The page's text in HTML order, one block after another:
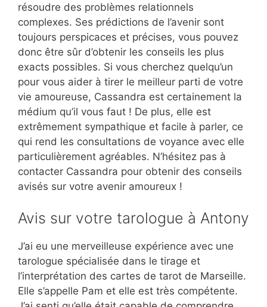
résoudre des problèmes relationnels
complexes. Ses prédictions de l’avenir sont
toujours perspicaces et précises, vous pouvez
donc être sûr d’obtenir les conseils les plus
exacts possibles. Si vous cherchez quelqu’un
pour vous aider à tirer le meilleur parti de votre
vie amoureuse, Cassandra est certainement la
médium qu’il vous faut ! De plus, elle est
extrêmement sympathique et facile à parler, ce
qui rend les consultations de voyance avec elle
particulièrement agréables. N’hésitez pas à
contacter Cassandra pour obtenir des conseils
avisés sur votre avenir amoureux !
Avis sur votre tarologue à Antony
J’ai eu une merveilleuse expérience avec une
tarologue spécialisée dans le tirage et
l’interprétation des cartes de tarot de Marseille.
Elle s’appelle Pam et elle est très compétente.